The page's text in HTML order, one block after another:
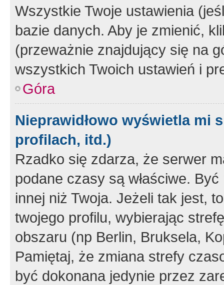
Wszystkie Twoje ustawienia
bazie danych. Aby je zmienić,
(przeważnie znajdujący się na
wszystkich Twoich ustawień i
Góra
Nieprawidłowo wyświetla mi
profilach, itd.)
Rzadko się zdarza, że serwer
podane czasy są właściwe.
innej niż Twoja. Jeżeli tak jest,
twojego profilu, wybierając
obszaru (np Berlin, Bruksela,
Pamiętaj, że zmiana strefy
być dokonana jedynie przez